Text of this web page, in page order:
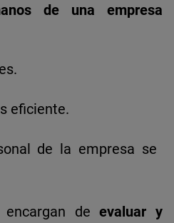
de una empresa
eficiente.
de la empresa se
encargan deevaluar y